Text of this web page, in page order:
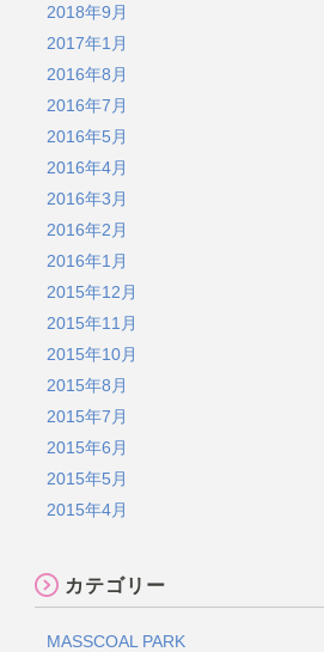
2018年9月
2017年1月
2016年8月
2016年7月
2016年5月
2016年4月
2016年3月
2016年2月
2016年1月
2015年12月
2015年11月
2015年10月
2015年8月
2015年7月
2015年6月
2015年5月
2015年4月
カテゴリー
MASSCOAL PARK